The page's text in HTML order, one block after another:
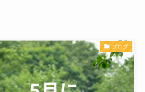
ブログ